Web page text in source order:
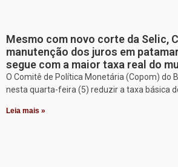
Mesmo com novo corte da Selic,
manutenção dos juros em
segue com a maior taxa real do
O Comitê de Política Monetária (Copom) do
nesta quarta-feira (5) reduzir a taxa básica
Leia mais »